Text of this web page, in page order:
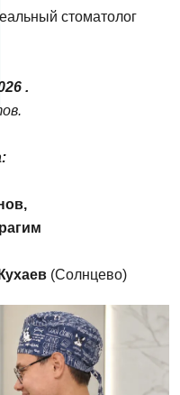
стоматолог
.
,
(Солнцево)
и не влияет на
коронка
предложениями.
с 11:00 до
г.